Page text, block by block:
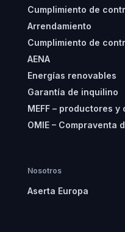
Cumplimiento de
Arrendamiento
Cumplimiento de
AENA
Energías renovables
Garantía de inquilino
MEFF – productores
OMIE – Compraventa
Nosotros
Aserta Europa